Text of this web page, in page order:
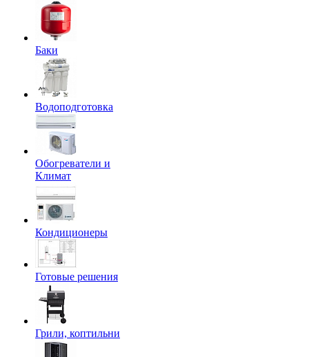
Баки
Водоподготовка
Обогреватели и
Климат
Кондиционеры
Готовые решения
Грили, коптильни